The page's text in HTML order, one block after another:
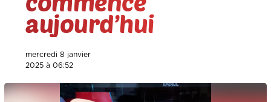
aujourd’hui
mercredi 8 janvier
2025 à 06:52